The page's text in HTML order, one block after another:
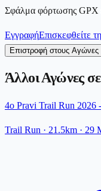
Σφάλμα φόρτωσης GPX
ΕγγραφήΕπισκεφθείτε
Επιστροφή στους Αγώνες
Άλλοι Αγώνες
4ο Pravi Trail Run 2026
Trail Run · 21.5km · 29